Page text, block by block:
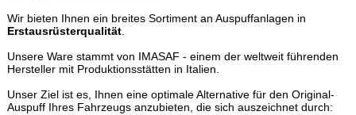
Wir bieten Ihnen ein breites Sortiment an Auspuffanlagen in
Erstausrüsterqualität.
Unsere Ware stammt von IMASAF - einem der weltweit führenden
Hersteller mit Produktionsstätten in Italien.
Unser Ziel ist es, Ihnen eine optimale Alternative für den Original-
Auspuff Ihres Fahrzeugs anzubieten, die sich auszeichnet durch: